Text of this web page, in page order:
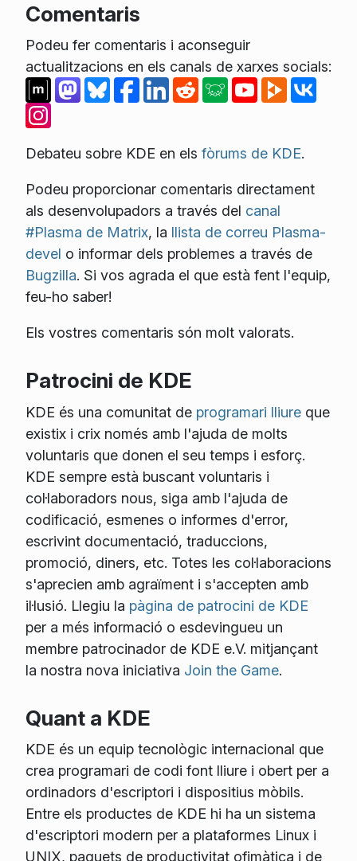
Comentaris
Podeu fer comentaris i aconseguir
actualitzacions en els canals de xarxes socials:
Debateu sobre KDE en els fòrums de KDE.
Podeu proporcionar comentaris directament
als desenvolupadors a través del canal
#Plasma de Matrix, la llista de correu Plasma-
devel o informar dels problemes a través de
Bugzilla. Si vos agrada el que està fent l'equip,
feu-ho saber!
Els vostres comentaris són molt valorats.
Patrocini de KDE
KDE és una comunitat de programari lliureque
existix i crix només amb l'ajuda de molts
voluntaris que donen el seu temps i esforç.
KDE sempre està buscant voluntaris i
col·laboradors nous, siga amb l'ajuda de
codificació, esmenes o informes d'error,
escrivint documentació, traduccions,
promoció, diners, etc. Totes les col·laboracions
s'aprecien amb agraïment i s'accepten amb
il·lusió. Llegiu la pàgina de patrocini de KDE
per a més informació o esdevingueu un
membre patrocinador de KDE e.V. mitjançant
la nostra nova iniciativa Join the Game.
Quant a KDE
KDE és un equip tecnològic internacional que
crea programari de codi font lliure i obert per a
ordinadors d'escriptori i dispositius mòbils.
Entre els productes de KDE hi ha un sistema
d'escriptori modern per a plataformes Linux i
UNIX, paquets de productivitat ofimàtica i de